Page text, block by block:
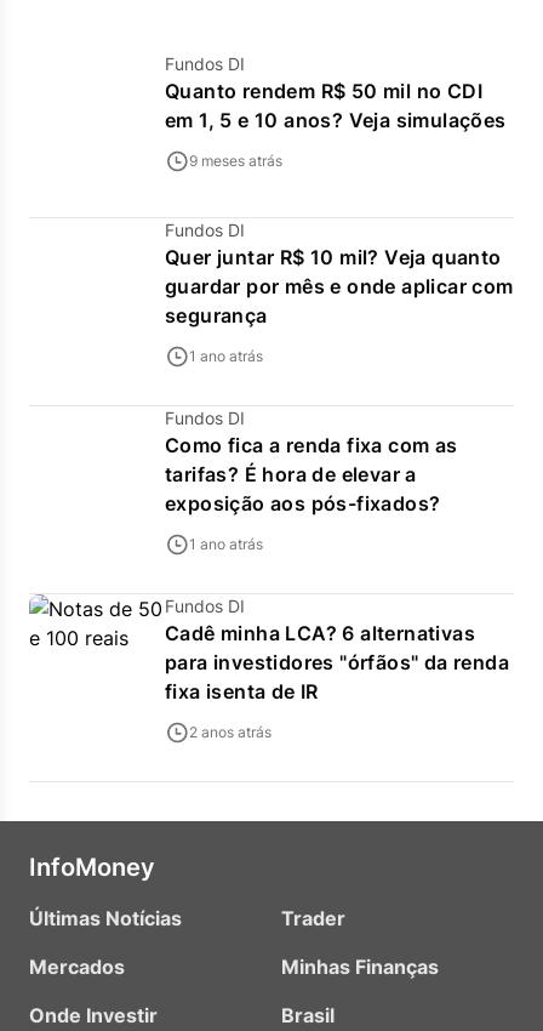
Fundos DI
Quanto rendem R$ 50 mil no CDI
em 1, 5 e 10 anos? Veja simulações
9 meses atrás
Fundos DI
Quer juntar R$ 10 mil? Veja quanto
guardar por mês e onde aplicar com
segurança
1 ano atrás
Fundos DI
Como fica a renda fixa com as
tarifas? É hora de elevar a
exposição aos pós-fixados?
1 ano atrás
Fundos DI
Cadê minha LCA? 6 alternativas
para investidores "órfãos" da renda
fixa isenta de IR
2 anos atrás
InfoMoney
Últimas Notícias
Mercados
Onde Investir
Trader
Minhas Finanças
Brasil